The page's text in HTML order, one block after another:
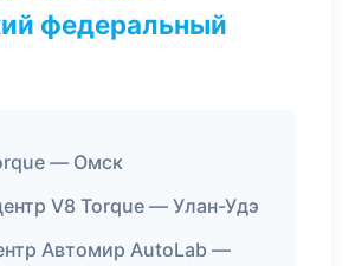
федеральный
— Омск
V8 Torque — Улан-Удэ
Автомир AutoLab —